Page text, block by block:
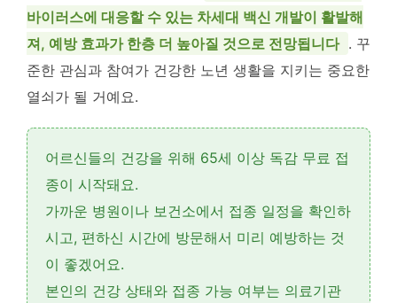
바이러스에 대응할 수 있는 차세대 백신 개발이 활발해
져, 예방 효과가 한층 더 높아질 것으로 전망됩니다 . 꾸
준한 관심과 참여가 건강한 노년 생활을 지키는 중요한
열쇠가 될 거예요.
어르신들의 건강을 위해 65세 이상 독감 무료 접
종이 시작돼요.
가까운 병원이나 보건소에서 접종 일정을 확인하
시고, 편하신 시간에 방문해서 미리 예방하는 것
이 좋겠어요.
본인의 건강 상태와 접종 가능 여부는 의료기관